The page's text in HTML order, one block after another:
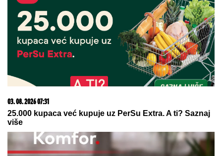
ELITU 10"Dača Virijević raskrinkao
rijaliti učesnike, otkrio sve o Aneli i
Kariću, pa šokirao: "Filip se dopisuje
sa pevačicom"